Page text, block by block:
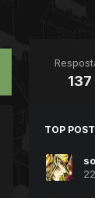
137
TOP